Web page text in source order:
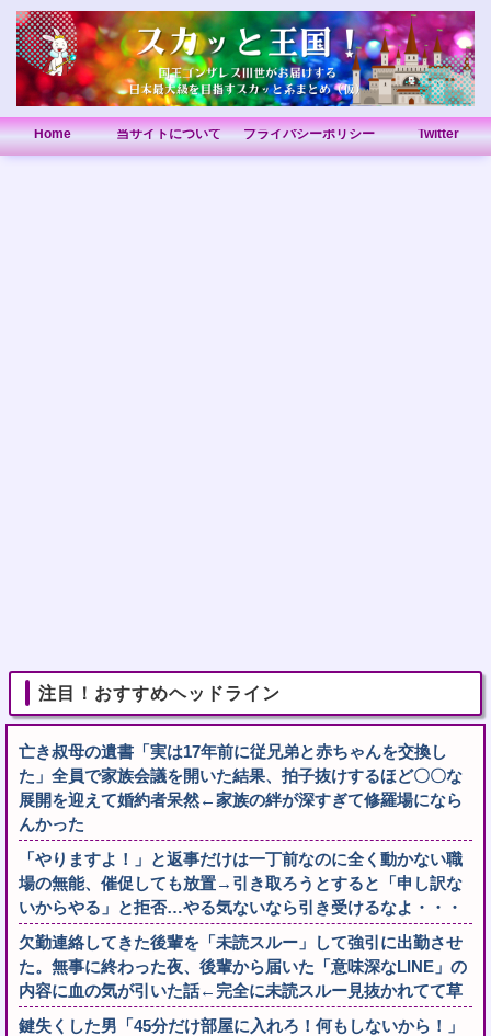
Home 当サイトについて プライバシーポリシー Twitter
注目！おすすめヘッドライン
亡き叔母の遺書「実は17年前に従兄弟と赤ちゃんを交換し
た」全員で家族会議を開いた結果、拍子抜けするほど〇〇な
展開を迎えて婚約者呆然←家族の絆が深すぎて修羅場になら
んかった
「やりますよ！」と返事だけは一丁前なのに全く動かない職
場の無能、催促しても放置→引き取ろうとすると「申し訳な
いからやる」と拒否…やる気ないなら引き受けるなよ・・・
欠勤連絡してきた後輩を「未読スルー」して強引に出勤させ
た。無事に終わった夜、後輩から届いた「意味深なLINE」の
内容に血の気が引いた話←完全に未読スルー見抜かれてて草
鍵失くした男「45分だけ部屋に入れろ！何もしないから！」